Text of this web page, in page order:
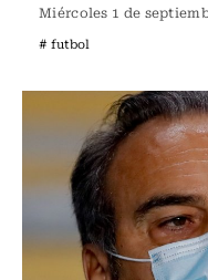
Miércoles 1 de
# futbol